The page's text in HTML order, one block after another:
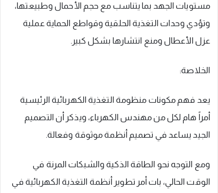
مستويات الجهد بما يتناسب مع حجم الأحمال وطبيعتها،
وتؤدي وحدات التغذية الحلقية وقواطع الحماية عملية
عزل الأعطال ومنع انتشارها بشكل كبير.
الخلاصة:
يعد فهم مكونات منظومة التغذية الكهربائية الرئيسية
أمراً هام لكل من مهندس الكهرباء، ويذكر أن التصميم
الجيد يساعد في تصميم أنظمة موثوقة وفعالة.
ومع التوجه نحو الطاقة الذكية والشبكات المرنة في
الوقت الحالي، بات أمر تطوير أنظمة التغذية الكهربائية في